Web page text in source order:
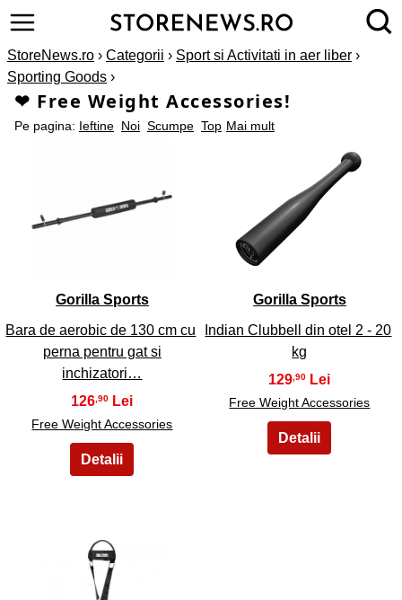
StoreNews.ro › Categorii › Sport si Activitati in aer liber ›
Sporting Goods ›
❤ Free Weight Accessories!
Mai mult
Pe pagina: Ieftine Noi Scumpe Top
1
Gorilla Sports
Bara de aerobic de 130 cm cu
perna pentru gat si
inchizatori…
126,90
Free Weight Accessories
2
Gorilla Sports
Indian Clubbell din otel 2 - 20
kg
129,90
Free Weight Accessories